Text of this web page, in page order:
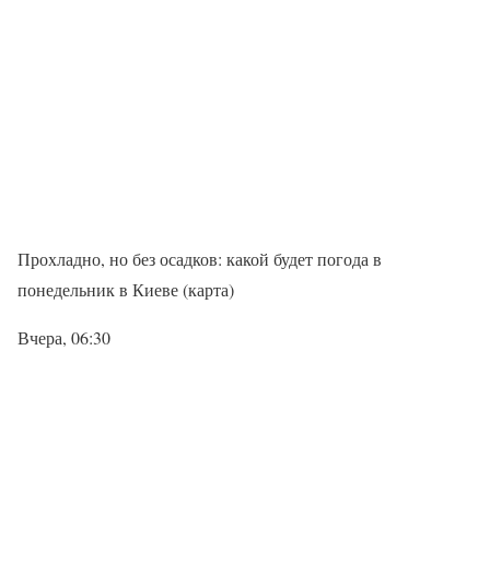
Прохладно, но без осадков: какой будет погода в
понедельник в Киеве (карта)
Вчера, 06:30